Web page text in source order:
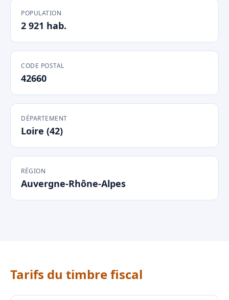
POPULATION
2 921 hab.
CODE POSTAL
42660
DÉPARTEMENT
Loire (42)
RÉGION
Auvergne-Rhône-Alpes
Tarifs du timbre fiscal